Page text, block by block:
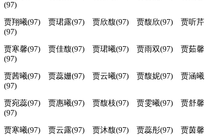
(97)
贾翔曦(97) 贾珺露(97) 贾欣馥(97) 贾馥欣(97) 贾听芹
(97)
贾寒馨(97) 贾佳馥(97) 贾珺曦(97) 贾雨双(97) 贾茹馨
(97)
贾茜曦(97) 贾蕊姗(97) 贾云曦(97) 贾馥妮(97) 贾涵曦
(97)
贾宛蕊(97) 贾惠曦(97) 贾馥枝(97) 贾雯曦(97) 贾舒馨
(97)
贾寒曦(97) 贾云露(97) 贾沐馥(97) 贾蕊彤(97) 贾茵馨